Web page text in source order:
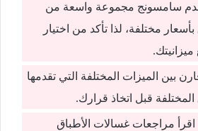
سامسونج مجموعة واسعة من
مختلفة، لذا تأكد من اختيار
بين الميزات المختلفة التي تقدمها
قبل اتخاذ قرارك.
اقرأ مراجعات غسالات الأطباق